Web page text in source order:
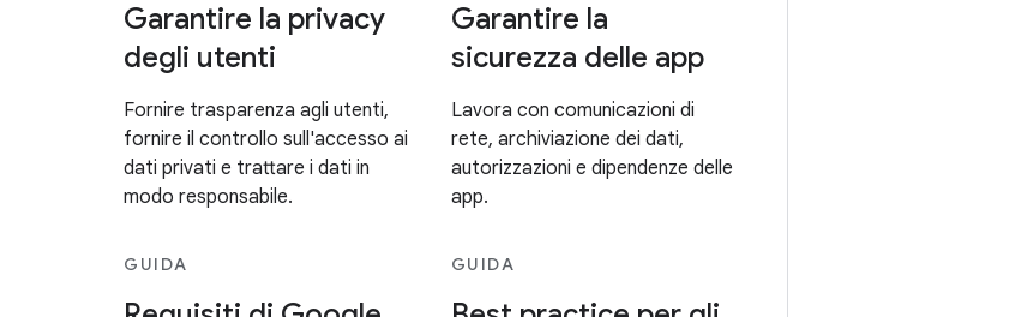
Garantire la privacy
degli utenti
Fornire trasparenza agli utenti,
fornire il controllo sull'accesso ai
dati privati e trattare i dati in
modo responsabile.
Garantire la
sicurezza delle app
Lavora con comunicazioni di
rete, archiviazione dei dati,
autorizzazioni e dipendenze delle
app.
GUIDA GUIDA